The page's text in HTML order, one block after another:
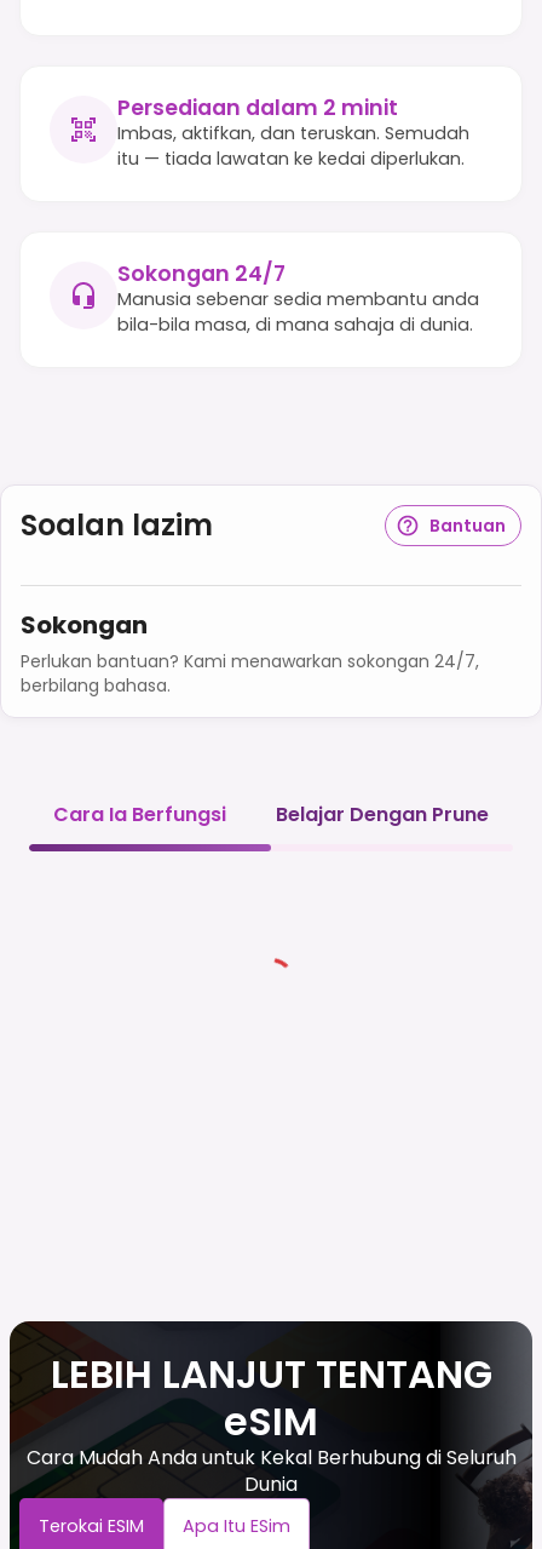
Persediaan dalam 2 minit
Imbas, aktifkan, dan teruskan. Semudah
itu — tiada lawatan ke kedai diperlukan.
Sokongan 24/7
Manusia sebenar sedia membantu anda
bila-bila masa, di mana sahaja di dunia.
Soalan lazim Bantuan
Sokongan
Perlukan bantuan? Kami menawarkan sokongan 24/7,
berbilang bahasa.
Cara Ia Berfungsi Belajar Dengan Prune
LEBIH LANJUT TENTANG
eSIM
Cara Mudah Anda untuk Kekal Berhubung di Seluruh
Dunia
Terokai ESIM Apa Itu ESim